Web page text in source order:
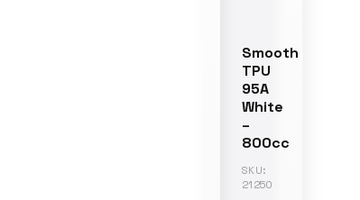
Smooth
TPU
95A
White
–
800cc
SKU:
21250